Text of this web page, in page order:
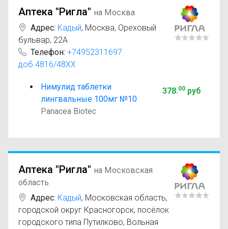
Аптека "Ригла" на Москва
Адрес: Кадый, Москва, Ореховый
бульвар, 22А
Телефон: +74952311697
доб.4816/48XX
Нимулид таблетки
лингвальные 100мг №10
Panacea Biotec
378.00руб
Аптека "Ригла" на Московская
область
Адрес: Кадый, Московская область,
городской округ Красногорск, посёлок
городского типа Путилково, Вольная